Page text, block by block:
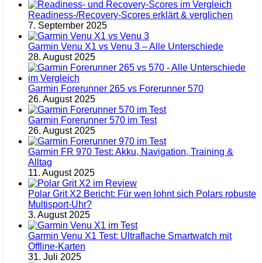
Readiness-/Recovery-Scores erklärt & verglichen
7. September 2025
Garmin Venu X1 vs Venu 3 – Alle Unterschiede
28. August 2025
Garmin Forerunner 265 vs Forerunner 570
26. August 2025
Garmin Forerunner 570 im Test
26. August 2025
Garmin FR 970 Test: Akku, Navigation, Training &
Alltag
11. August 2025
Polar Grit X2 Bericht: Für wen lohnt sich Polars robuste
Multisport‑Uhr?
3. August 2025
Garmin Venu X1 Test: Ultraflache Smartwatch mit
Offline-Karten
31. Juli 2025